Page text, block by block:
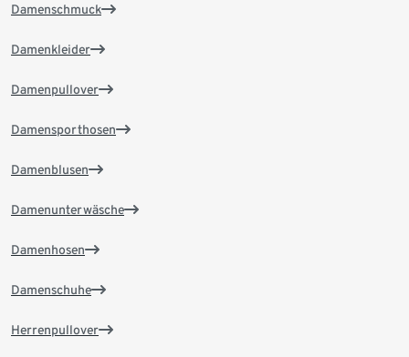
Damenschmuck
Damenkleider
Damenpullover
Damensporthosen
Damenblusen
Damenunterwäsche
Damenhosen
Damenschuhe
Herrenpullover